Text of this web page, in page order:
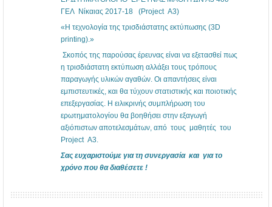
ΓΕΛ Νίκαιας 2017-18 (Project Α3)
«Η τεχνολογία της τρισδιάστατης εκτύπωσης (3D
printing).»
Σκοπός της παρούσας έρευνας είναι να εξετασθεί πως
η τρισδιάστατη εκτύπωση αλλάξει τους τρόπους
παραγωγής υλικών αγαθών. Οι απαντήσεις είναι
εμπιστευτικές, και θα τύχουν στατιστικής και ποιοτικής
επεξεργασίας. Η ειλικρινής συμπλήρωση του
ερωτηματολογίου θα βοηθήσει στην εξαγωγή
αξιόπιστων αποτελεσμάτων, από τους μαθητές του
Project Α3.
Σας ευχαριστούμε για τη συνεργασία και για το
χρόνο που θα διαθέσετε !